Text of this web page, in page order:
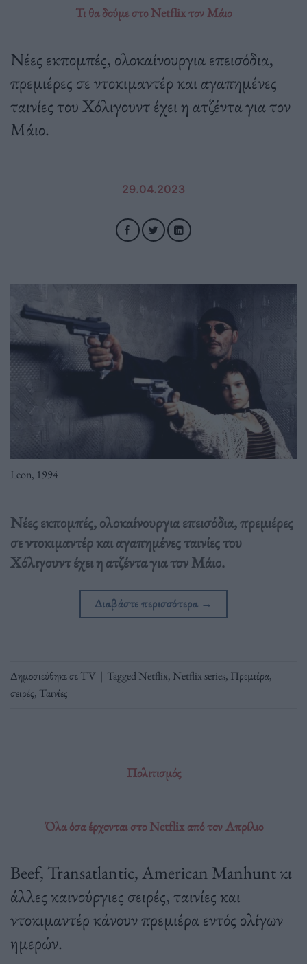
Τι θα δούμε στο Netflix τον Μάιο
Νέες εκπομπές, ολοκαίνουργια επεισόδια,
πρεμιέρες σε ντοκιμαντέρ και αγαπημένες
ταινίες του Χόλιγουντ έχει η ατζέντα για τον
Μάιο.
29.04.2023
Leon, 1994
Νέες εκπομπές, ολοκαίνουργια επεισόδια, πρεμιέρες
σε ντοκιμαντέρ και αγαπημένες ταινίες του
Χόλιγουντ έχει η ατζέντα για τον Μάιο.
Διαβάστε περισσότερα →
Δημοσιεύθηκε σεTV | TaggedNetflix, Netflix series, Πρεμιέρα,
σειρές, Ταινίες
Πολιτισμός
Όλα όσα έρχονται στο Netflix από τον Απρίλιο
Beef, Transatlantic, American Manhunt κι
άλλες καινούργιες σειρές, ταινίες και
ντοκιμαντέρ κάνουν πρεμιέρα εντός ολίγων
ημερών.